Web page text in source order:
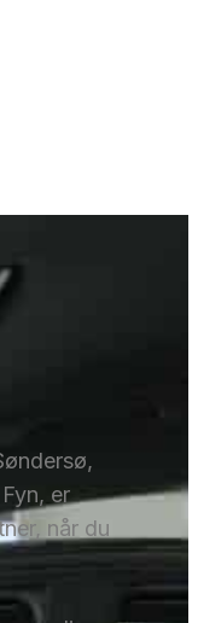
er
når du